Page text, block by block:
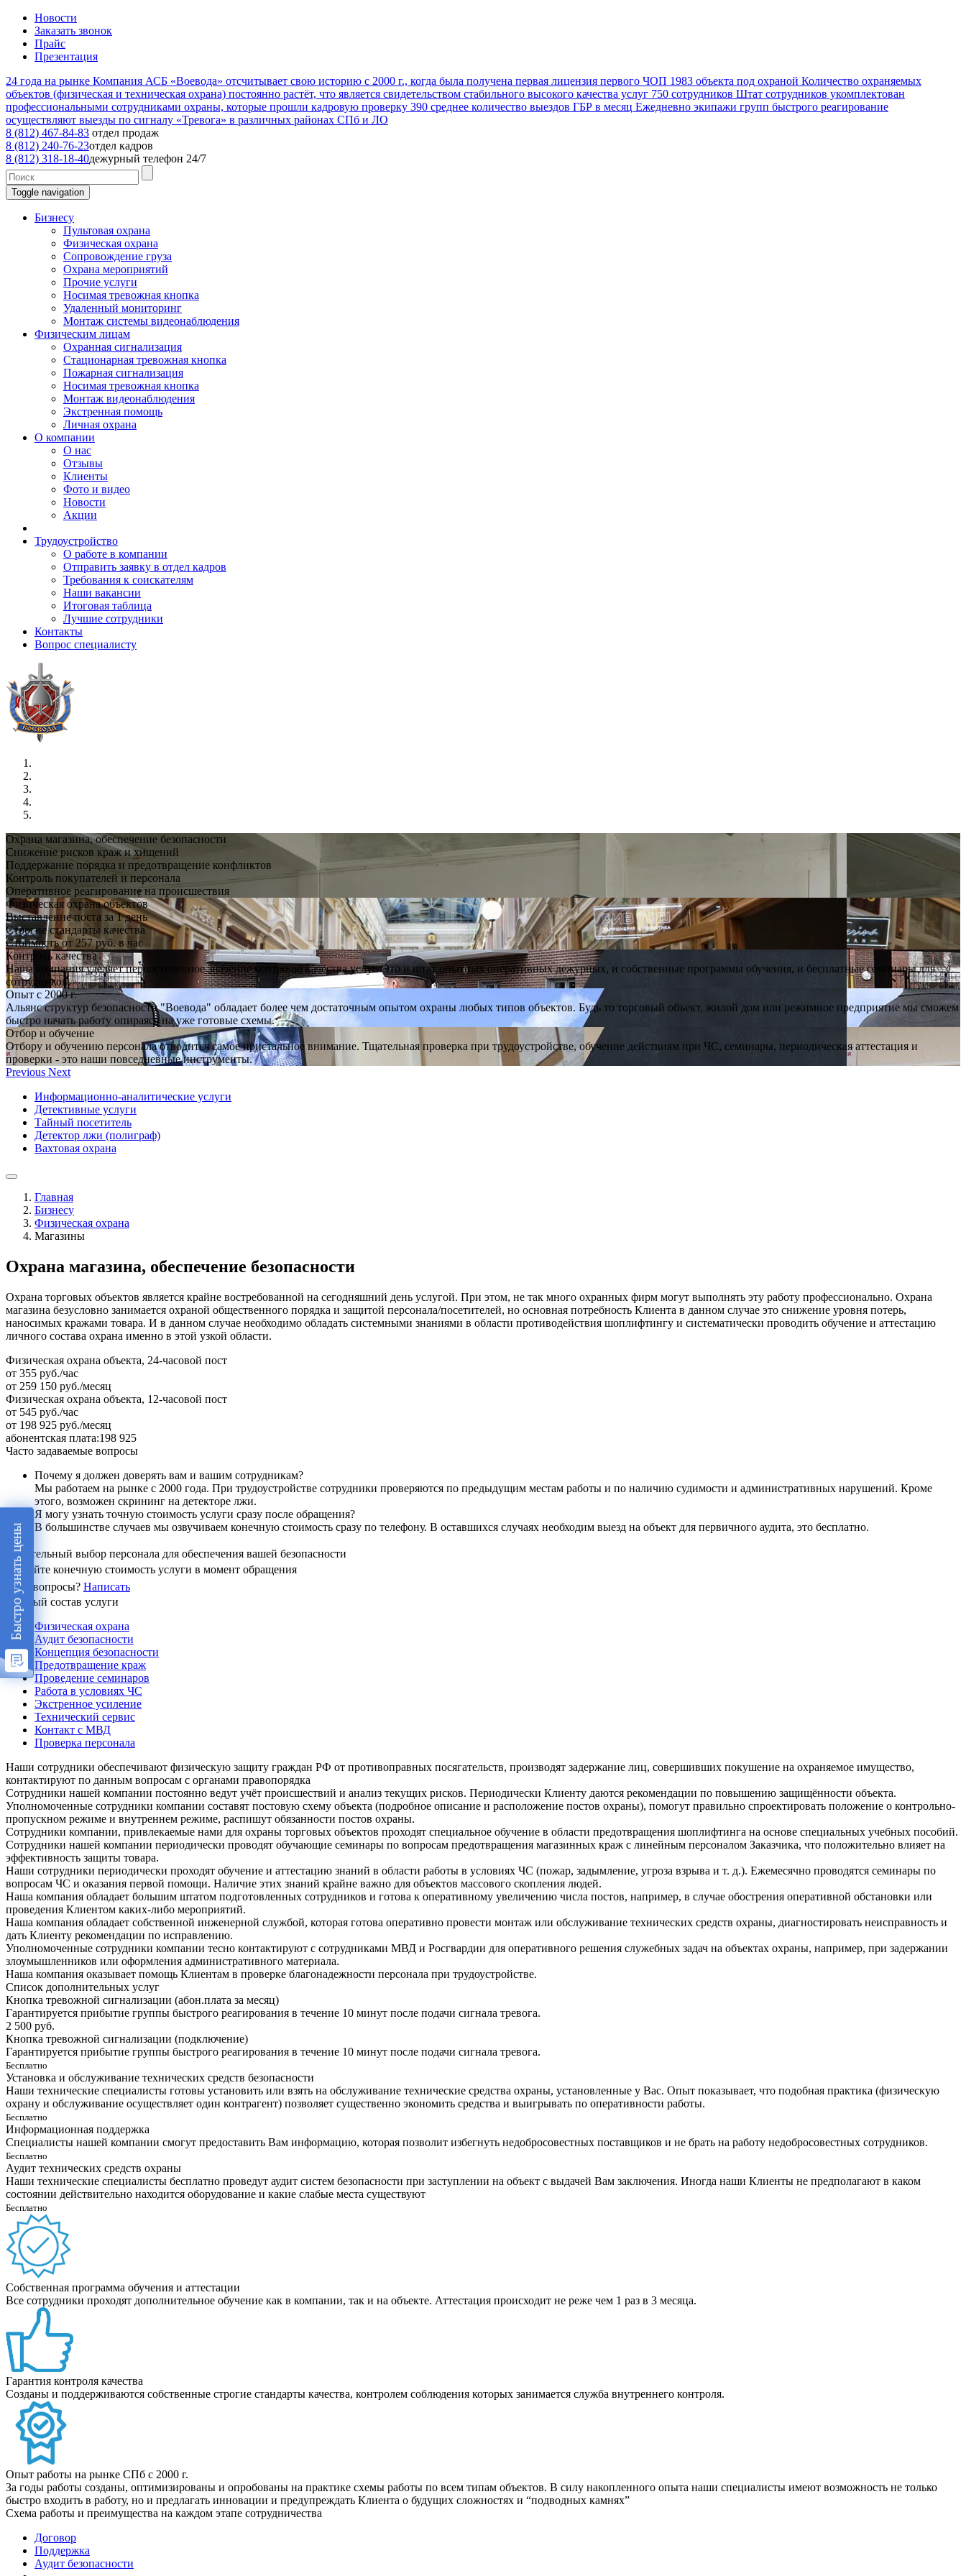
Новости
Заказать звонок
Прайс
Презентация
24 года на рынке Компания АСБ «Воевода» отсчитывает свою историю с 2000 г., когда была получена первая лицензия первого ЧОП 1983 объекта под охраной Количество охраняемых
объектов (физическая и техническая охрана) постоянно растёт, что является свидетельством стабильного высокого качества услуг 750 сотрудников Штат сотрудников укомплектован
профессиональными сотрудниками охраны, которые прошли кадровую проверку 390 среднее количество выездов ГБР в месяц Ежедневно экипажи групп быстрого реагирование
осуществляют выезды по сигналу «Тревога» в различных районах СПб и ЛО
8 (812) 467-84-83 отдел продаж
8 (812) 240-76-23отдел кадров
8 (812) 318-18-40дежурный телефон 24/7
Toggle navigation
Бизнесу
Пультовая охрана
Физическая охрана
Сопровождение груза
Охрана мероприятий
Прочие услуги
Носимая тревожная кнопка
Удаленный мониторинг
Монтаж системы видеонаблюдения
Физическим лицам
Охранная сигнализация
Стационарная тревожная кнопка
Пожарная сигнализация
Носимая тревожная кнопка
Монтаж видеонаблюдения
Экстренная помощь
Личная охрана
О компании
О нас
Отзывы
Клиенты
Фото и видео
Новости
Акции
Трудоустройство
О работе в компании
Отправить заявку в отдел кадров
Требования к соискателям
Наши вакансии
Итоговая таблица
Лучшие сотрудники
Контакты
Вопрос специалисту
Охрана магазина, обеспечение безопасности
Снижение рисков краж и хищений
Поддержание порядка и предотвращение конфликтов
Контроль покупателей и персонала
Оперативное реагирование на происшествия
Физическая охрана объектов
Выставление поста за 1 день
Строгие стандарты качества
Стоимость от 257 руб. в час
Контроль качества
Наша компания уделяет первостепенное значение контролю качества услуг. Это и штат опытных оперативных дежурных, и собственные программы обучения, и бесплатные семинары для
сотрудников.
Опыт с 2000 г.
Альянс структур безопасности "Воевода" обладает более чем достаточным опытом охраны любых типов объектов. Будь то торговый объект, жилой дом или режимное предприятие мы сможем
быстро начать работу опираясь на уже готовые схемы.
Отбор и обучение
Отбору и обучению персонала отводится самое пристальное внимание. Тщательная проверка при трудоустройстве, обучение действиям при ЧС, семинары, периодическая аттестация и
проверки - это наши повседневные инструменты.
Previous Next
Информационно-аналитические услуги
Детективные услуги
Тайный посетитель
Детектор лжи (полиграф)
Вахтовая охрана
Главная
Бизнесу
Физическая охрана
Магазины
Охрана магазина, обеспечение безопасности
Охрана торговых объектов является крайне востребованной на сегодняшний день услугой. При этом, не так много охранных фирм могут выполнять эту работу профессионально. Охрана
магазина безусловно занимается охраной общественного порядка и защитой персонала/посетителей, но основная потребность Клиента в данном случае это снижение уровня потерь,
наносимых кражами товара. И в данном случае необходимо обладать системными знаниями в области противодействия шоплифтингу и систематически проводить обучение и аттестацию
личного состава охрана именно в этой узкой области.
Физическая охрана объекта, 24-часовой пост
от 355 руб./час
от 259 150 руб./месяц
Физическая охрана объекта, 12-часовой пост
от 545 руб./час
от 198 925 руб./месяц
абонентская плата:198 925
Часто задаваемые вопросы
Почему я должен доверять вам и вашим сотрудникам?
Мы работаем на рынке с 2000 года. При трудоустройстве сотрудники проверяются по предыдущим местам работы и по наличию судимости и административных нарушений. Кроме
этого, возможен скрининг на детекторе лжи.
Я могу узнать точную стоимость услуги сразу после обращения?
В большинстве случаев мы озвучиваем конечную стоимость сразу по телефону. В оставшихся случаях необходим выезд на объект для первичного аудита, это бесплатно.
Тщательный выбор персонала для обеспечения вашей безопасности
Узнайте конечную стоимость услуги в момент обращения
Есть вопросы? Написать
Базовый состав услуги
Физическая охрана
Аудит безопасности
Концепция безопасности
Предотвращение краж
Проведение семинаров
Работа в условиях ЧС
Экстренное усиление
Технический сервис
Контакт с МВД
Проверка персонала
Наши сотрудники обеспечивают физическую защиту граждан РФ от противоправных посягательств, производят задержание лиц, совершивших покушение на охраняемое имущество,
контактируют по данным вопросам с органами правопорядка
Сотрудники нашей компании постоянно ведут учёт происшествий и анализ текущих рисков. Периодически Клиенту даются рекомендации по повышению защищённости объекта.
Уполномоченные сотрудники компании составят постовую схему объекта (подробное описание и расположение постов охраны), помогут правильно спроектировать положение о контрольно-
пропускном режиме и внутреннем режиме, распишут обязанности постов охраны.
Сотрудники компании, привлекаемые нами для охраны торговых объектов проходят специальное обучение в области предотвращения шоплифтинга на основе специальных учебных пособий.
Сотрудники нашей компании периодически проводят обучающие семинары по вопросам предотвращения магазинных краж с линейным персоналом Заказчика, что положительно влияет на
эффективность защиты товара.
Наши сотрудники периодически проходят обучение и аттестацию знаний в области работы в условиях ЧС (пожар, задымление, угроза взрыва и т. д.). Ежемесячно проводятся семинары по
вопросам ЧС и оказания первой помощи. Наличие этих знаний крайне важно для объектов массового скопления людей.
Наша компания обладает большим штатом подготовленных сотрудников и готова к оперативному увеличению числа постов, например, в случае обострения оперативной обстановки или
проведения Клиентом каких-либо мероприятий.
Наша компания обладает собственной инженерной службой, которая готова оперативно провести монтаж или обслуживание технических средств охраны, диагностировать неисправность и
дать Клиенту рекомендации по исправлению.
Уполномоченные сотрудники компании тесно контактируют с сотрудниками МВД и Росгвардии для оперативного решения служебных задач на объектах охраны, например, при задержании
злоумышленников или оформления административного материала.
Наша компания оказывает помощь Клиентам в проверке благонадежности персонала при трудоустройстве.
Список дополнительных услуг
Кнопка тревожной сигнализации (абон.плата за месяц)
Гарантируется прибытие группы быстрого реагирования в течение 10 минут после подачи сигнала тревога.
2 500 руб.
Кнопка тревожной сигнализации (подключение)
Гарантируется прибытие группы быстрого реагирования в течение 10 минут после подачи сигнала тревога.
Бесплатно
Установка и обслуживание технических средств безопасности
Наши технические специалисты готовы установить или взять на обслуживание технические средства охраны, установленные у Вас. Опыт показывает, что подобная практика (физическую
охрану и обслуживание осуществляет один контрагент) позволяет существенно экономить средства и выигрывать по оперативности работы.
Бесплатно
Информационная поддержка
Специалисты нашей компании смогут предоставить Вам информацию, которая позволит избегнуть недобросовестных поставщиков и не брать на работу недобросовестных сотрудников.
Бесплатно
Аудит технических средств охраны
Наши технические специалисты бесплатно проведут аудит систем безопасности при заступлении на объект с выдачей Вам заключения. Иногда наши Клиенты не предполагают в каком
состоянии действительно находится оборудование и какие слабые места существуют
Бесплатно
Собственная программа обучения и аттестации
Все сотрудники проходят дополнительное обучение как в компании, так и на объекте. Аттестация происходит не реже чем 1 раз в 3 месяца.
Гарантия контроля качества
Созданы и поддерживаются собственные строгие стандарты качества, контролем соблюдения которых занимается служба внутреннего контроля.
Опыт работы на рынке СПб с 2000 г.
За годы работы созданы, оптимизированы и опробованы на практике схемы работы по всем типам объектов. В силу накопленного опыта наши специалисты имеют возможность не только
быстро входить в работу, но и предлагать инновации и предупреждать Клиента о будущих сложностях и “подводных камнях”
Схема работы и преимущества на каждом этапе сотрудничества
Договор
Поддержка
Аудит безопасности
Быстро узнать цены